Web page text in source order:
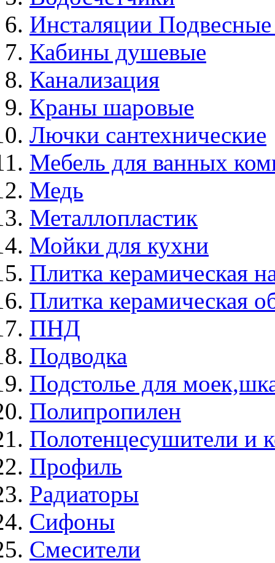
Инсталяции
Кабины душевые
Канализация
Краны шаровые
Лючки сантехнические
Мебель для ванных
Медь
Металлопластик
Мойки для кухни
Плитка керамическая
Плитка керамическая
ПНД
Подводка
Подстолье для
Полипропилен
Полотенцесушители и
Профиль
Радиаторы
Сифоны
Смесители